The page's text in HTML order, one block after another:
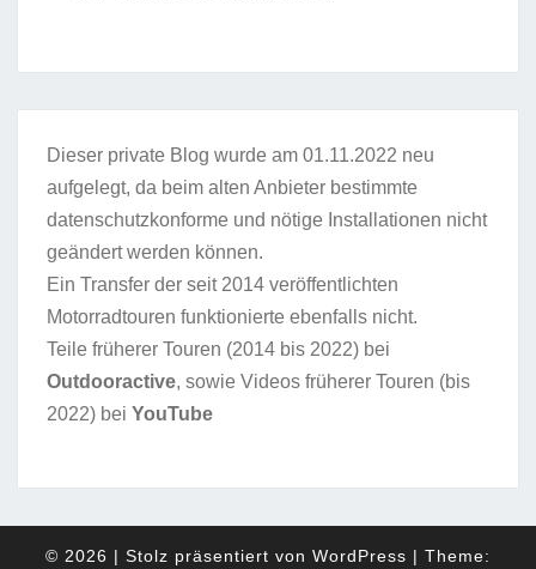
Dieser private Blog wurde am 01.11.2022 neu
aufgelegt, da beim alten Anbieter bestimmte
datenschutzkonforme und nötige Installationen nicht
geändert werden können.
Ein Transfer der seit 2014 veröffentlichten
Motorradtouren funktionierte ebenfalls nicht.
Teile früherer Touren (2014 bis 2022) bei
Outdooractive, sowie Videos früherer Touren (bis
2022) bei YouTube
© 2026 | Stolz präsentiert von WordPress | Theme: